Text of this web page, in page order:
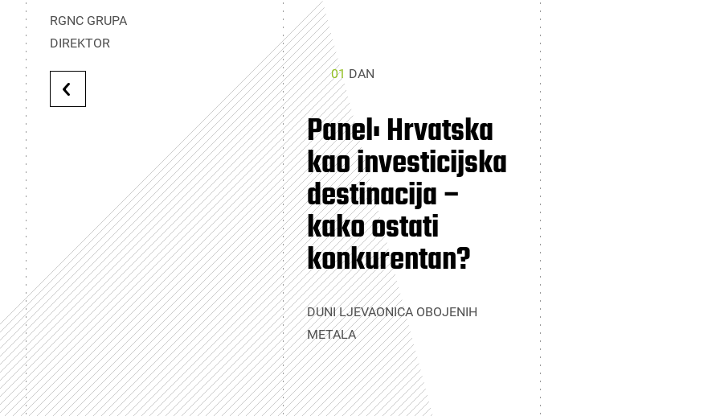
RGNC GRUPA
DIREKTOR
01 DAN
Panel: Hrvatska
kao investicijska
destinacija –
kako ostati
konkurentan?
DUNI LJEVAONICA OBOJENIH
METALA